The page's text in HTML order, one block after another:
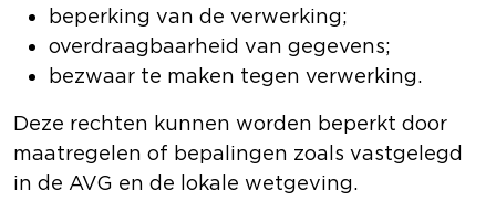
beperking van de verwerking;
overdraagbaarheid van gegevens;
bezwaar te maken tegen verwerking.
Deze rechten kunnen worden beperkt door
maatregelen of bepalingen zoals vastgelegd
in de AVG en de lokale wetgeving.